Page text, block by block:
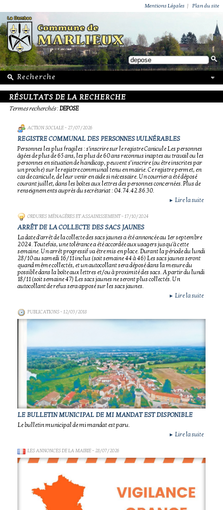
Mentions Légales | Plan du site
RÉSULTATS DE LA RECHERCHE
Termes recherchés:DEPOSE
ACTION SOCIALE- 27/07/2026
REGISTRE COMMUNAL DES PERSONNES VULNÉRABLES
Personnes les plus fragiles : s'inscrire sur le registre Canicule Les personnes
âgées de plus de 65 ans, les plus de 60 ans reconnus inaptes au travail ou les
personnes en situation de handicap, peuvent s’inscrire (ou être inscrites par
un proche) sur le registre communal tenu en mairie. Ce registre permet, en
cas de canicule, de leur venir en aide si nécessaire. Un courrier a été déposé
courant juillet, dans les boîtes aux lettres des personnes concernées. Plus de
renseignements auprès du secrétariat : 04.74.42.86.30.
► Lire la suite
ORDURES MÉNAGÈRES ET ASSAINISSEMENT- 17/10/2024
ARRÊT DE LA COLLECTE DES SACS JAUNES
La date d'arrêt de la collecte des sacs jaunes a été annoncée au 1er septembre
2024. Toutefois, une tolérance a été accordée aux usagers jusqu'à cette
semaine. Un arrêt progressif va être mis en place. Durant la période du lundi
28/10 au samedi 16/11 inclus (soit semaine 44 à 46) Les sacs jaunes seront
quand même collectés, et un autocollant sera déposé dans la mesure du
possible dans la boîte aux lettres et/ou à proximité des sacs. A partir du lundi
18/11 (soit semaine 47) Les sacs jaunes ne seront plus collectés. Un
autocollant de refus sera apposé sur les sacs jaunes.
► Lire la suite
PUBLICATIONS- 12/03/2018
LE BULLETIN MUNICIPAL DE MI MANDAT EST DISPONIBLE
Le bulletin municipal de mi mandat est paru.
► Lire la suite
LES ANNONCES DE LA MAIRIE- 28/07/2026